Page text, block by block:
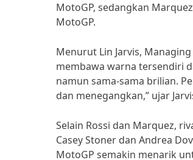
MotoGP, sedangkan
MotoGP.
Menurut Lin Jarvis,
membawa warna tersendiri
namun sama-sama brilian.
dan menegangkan,” ujar
Selain Rossi dan Marquez,
Casey Stoner dan Andrea
MotoGP semakin menarik